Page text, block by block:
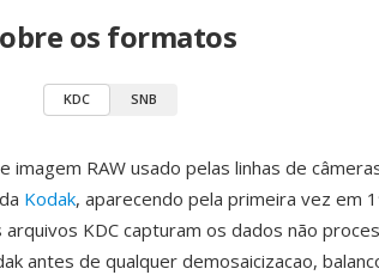
os formatos
KDC SNB
RAW usado pelas linhas de
Kodak, aparecendo pela primeira vez em
arquivos KDC capturam os dados não
antes de qualquer demosaicizacao,